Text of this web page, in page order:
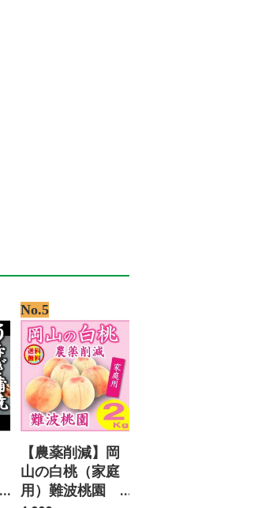
No.5
【農薬削減】岡
山の白桃（家庭
用）難波桃園